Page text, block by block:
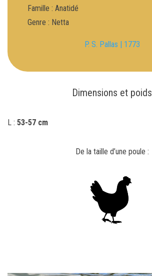
Famille : Anatidé
Genre : Netta
P. S. Pallas | 1773
Dimensions et poids
L : 53-57 cm
De la taille d’une poule :